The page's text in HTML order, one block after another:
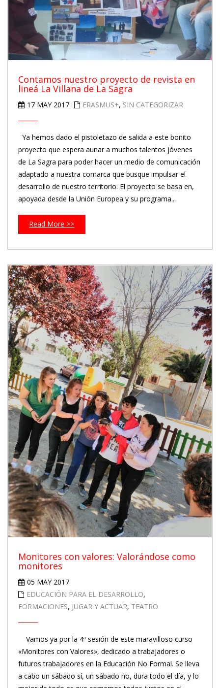
Contamos nuestro proyecto de revista en
lineá La Villana de La Sagra
17 MAY 2017 ERASMUS+, SIN CATEGORIZAR
Ya hemos dado el pistoletazo de salida a este bonito
proyecto que espera aunar a muchos talentos jóvenes
de La Sagra para poder hacer un medio de comunicación
adaptado a nuestra comarca que busque impulsar el
desarrollo de nuestro territorio. El proyecto se basa en,
apoyada desde la Unión Europea y su programa...
Read More >>
Monitores con valores: Valorándose como
monitores
05 MAY 2017
EDUCACIÓN PARA EL DESARROLLO,
FORMACIONES, JUGAR Y ACTUAR, TEATRO
Vamos ya por la 4ª sesión de este maravilloso curso
«Monitores con Valores», dedicado a trabajadores o
futuros trabajadores en la Educación No Formal. Se lleva
a cabo un sábado sí, un sábado no, dura todo el día, y lo